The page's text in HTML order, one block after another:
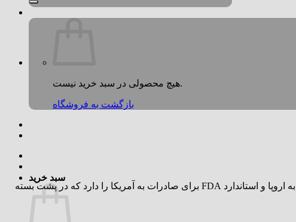
هیچ محصولی در سبد خرید نیست.
بازگشت به فروشگاه
سبد خرید
ونپی یک شرکت بزرگ چینی که دارای چندین زیر مجموعه است، و علاوه بر استانداردهای ایزو 14001 و 22000 و 9001 مجوز صادرات به اروپا و استاندارد FDA برای صادرات به آمریکا را دارد که در پشت بسته